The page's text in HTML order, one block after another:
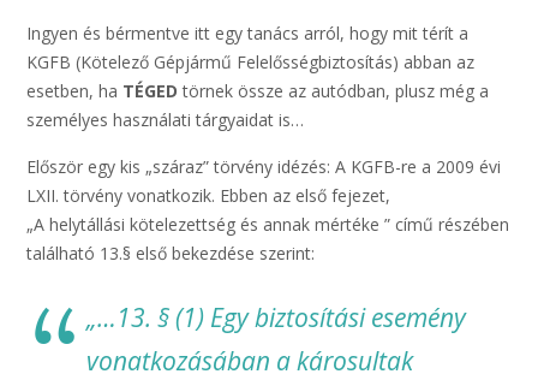
Ingyen és bérmentve itt egy tanács arról, hogy mit térít a
KGFB (Kötelező Gépjármű Felelősségbiztosítás) abban az
esetben, ha TÉGED törnek össze az autódban, plusz még a
személyes használati tárgyaidat is…
Először egy kis „száraz” törvény idézés: A KGFB-re a 2009 évi
LXII. törvény vonatkozik. Ebben az első fejezet,
„A helytállási kötelezettség és annak mértéke ” című részében
található 13.§ első bekezdése szerint:
„…13. § (1) Egy biztosítási esemény
vonatkozásában a károsultak